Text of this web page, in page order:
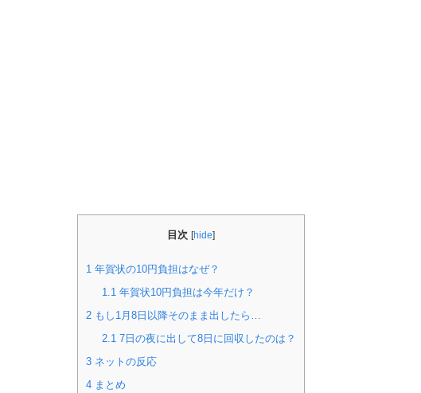
目次 [hide]
1 年賀状の10円負担はなぜ？
1.1 年賀状10円負担は今年だけ？
2 もし1月8日以降そのまま出したら…
2.1 7日の夜に出して8日に回収したのは？
3 ネットの反応
4 まとめ